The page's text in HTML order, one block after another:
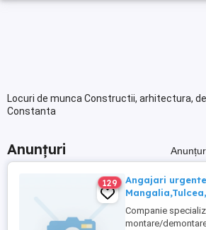
Locuri de munca Constructii, arhitectura,
Constanta
Anunțuri
129
Angajari
Companie
montare/